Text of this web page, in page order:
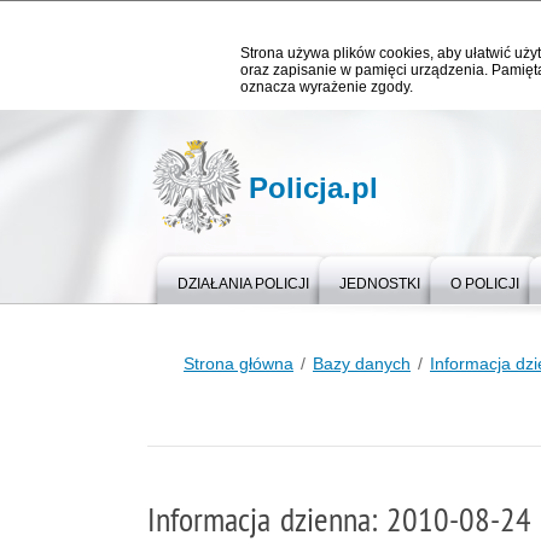
Strona używa plików cookies, aby ułatwić
oraz zapisanie w pamięci urządzenia.
oznacza wyrażenie zgody.
Policja.pl
DZIAŁANIA POLICJI JEDNOSTKI O POLICJI
Strona główna Bazy danych Informacja
Informacja dzienna: 2010-08-24